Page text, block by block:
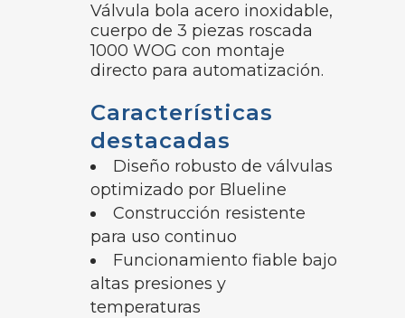
Válvula bola acero inoxidable,
cuerpo de 3 piezas roscada
1000 WOG con montaje
directo para automatización.
Características
destacadas
Diseño robusto de válvulas
optimizado por Blueline
Construcción resistente
para uso continuo
Funcionamiento fiable bajo
altas presiones y
temperaturas